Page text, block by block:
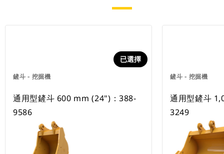
鏟斗 - 挖掘機
已選擇
通用型鏟斗 600 mm (24")：388-
9586
鏟斗 - 挖掘機
通用型鏟斗
3249